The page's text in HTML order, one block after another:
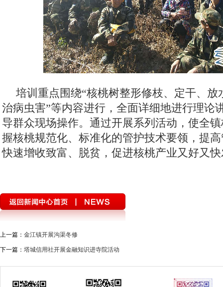
培训重点围绕“核桃树整形修枝、定干、放
治病虫害”等内容进行，全面详细地进行理论
导群众现场操作。通过开展系列活动，使全
握核桃规范化、标准化的管护技术要领，提
快速增收致富、脱贫，促进核桃产业又好又
上一篇： 金江镇开展沟渠冬修
下一篇： 塔城信用社开展金融知识进寺院活动